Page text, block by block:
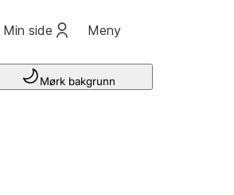
Min side Meny
Mørk bakgrunn